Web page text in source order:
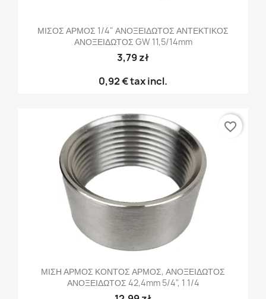
ΜΙΣΟΣ ΑΡΜΟΣ 1/4" ΑΝΟΞΕΙΔΩΤΟΣ ΑΝΤΕΚΤΙΚΟΣ
ΑΝΟΞΕΙΔΩΤΟΣ GW 11,5/14mm
3,79 zł
0,92 €tax incl.
ΜΙΣΗ ΑΡΜΟΣ ΚΟΝΤΟΣ ΑΡΜΟΣ, ΑΝΟΞΕΙΔΩΤΟΣ
ΑΝΟΞΕΙΔΩΤΟΣ 42,4mm 5/4", 1 1/4
favorite_border